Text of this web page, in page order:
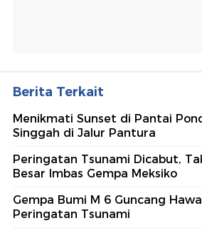
Berita Terkait
Menikmati Sunset di Pantai
Singgah di Jalur Pantura
Peringatan Tsunami Dicabut,
Besar Imbas Gempa Meksiko
Gempa Bumi M 6 Guncang
Peringatan Tsunami